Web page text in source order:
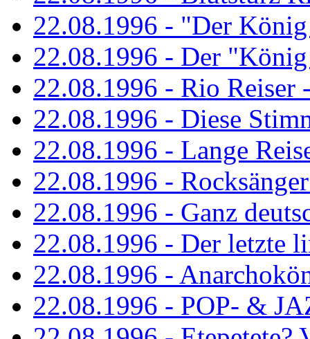
22.08.1996 - "Der
22.08.1996 - Der
22.08.1996 - Rio Reiser
22.08.1996 - Diese
22.08.1996 - Lange
22.08.1996 -
22.08.1996 - Ganz
22.08.1996 - Der letzte
22.08.1996 -
22.08.1996 - POP- &